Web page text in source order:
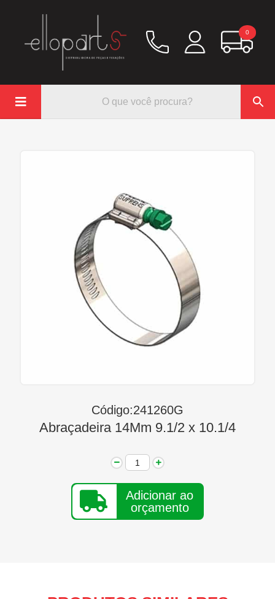
0

Parafuso e Porcas
Seja Nosso Representante
Código:241260G
Abraçadeira 14Mm 9.1/2 x 10.1/4
Adicionar ao
orçamento